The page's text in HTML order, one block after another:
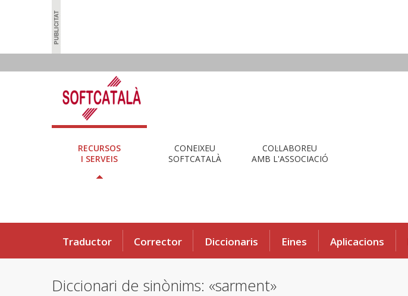
RECURSOS
I SERVEIS
CONEIXEU
SOFTCATALÀ
COL·LABOREU
AMB L'ASSOCIACIÓ
Traductor Corrector Diccionaris Eines Aplicacions
Diccionari de sinònims: «sarment»